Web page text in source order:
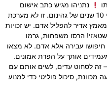
נתניהו מגיש כתב אישום
חריף נגד הפרקליטות: אני מסיים אחרי 10 שנים של גהינום. זו לא מערכת
אדיר להפליל אדם. יש זכויות
הרסו משפחות, גרמו
חיפושו עבירה אלא אדם. לא מצאו
אותך על הפרת אמונים.
זה לסחוט עדים, לשים אותם עם
מכוונת, סיכול פוליטי כדי למנוע